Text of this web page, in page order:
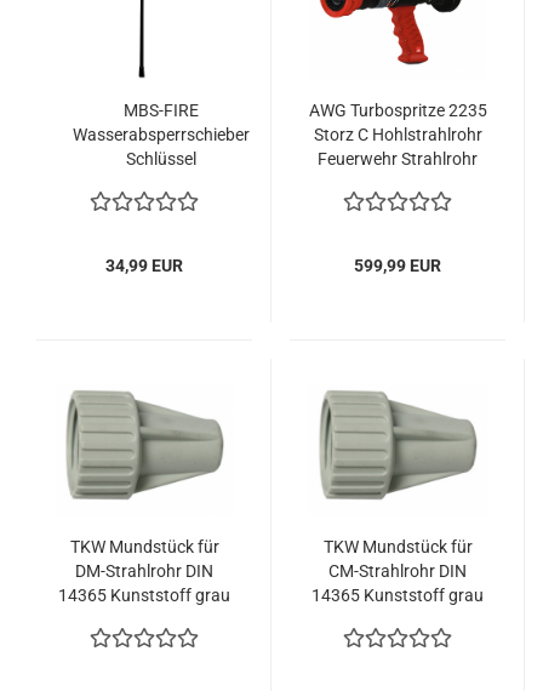
MBS-FIRE
Wasserabsperrschieber
Schlüssel
DIN3223 E 14mm
34,99 EUR
AWG Turbospritze 2235
Storz C Hohlstrahlrohr
Feuerwehr Strahlrohr
599,99 EUR
TKW Mundstück für
DM-Strahlrohr DIN
14365 Kunststoff grau
TKW Mundstück für
CM-Strahlrohr DIN
14365 Kunststoff grau